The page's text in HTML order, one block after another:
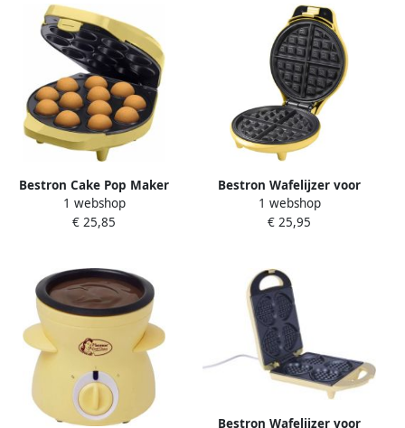
Bestron Cake Pop Maker
Wafelijzer voor 12 Cake
Pops inclusief Cake Pop
indicatielampje 700W geel
1 webshop
€ 25,85
Bestron Wafelijzer voor
Brusselse wafels
Wafelmaker voor één XL
antiaanbaklaag 700 Watt
ABWR730V geel
1 webshop
€ 25,95
Bestron Wafelijzer voor